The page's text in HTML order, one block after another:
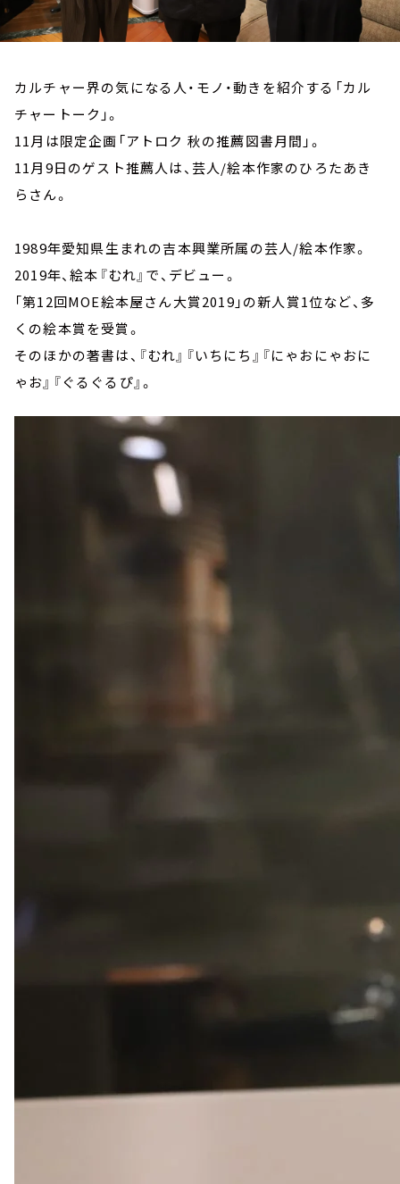
カルチャー界の気になる人・モノ・動きを紹介する「カル
チャートーク」。
11月は限定企画「アトロク 秋の推薦図書月間」。
11月9日のゲスト推薦人は、芸人/絵本作家のひろたあき
らさん。
1989年愛知県生まれの吉本興業所属の芸人/絵本作家。
2019年、絵本『むれ』で、デビュー。
「第12回MOE絵本屋さん大賞2019」の新人賞1位など、多
くの絵本賞を受賞。
そのほかの著書は、『むれ』『いちにち』『にゃおにゃおに
ゃお』『ぐるぐるぴ』。